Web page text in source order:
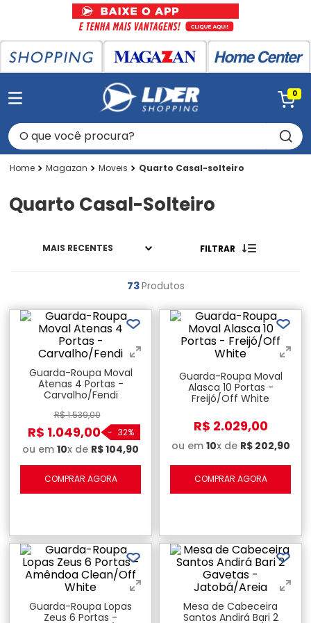
0
O que você procura?
Magazan Moveis Quarto Casal-solteiro
Quarto Casal-Solteiro
MAIS RECENTES FILTRAR
73Produtos
Guarda-Roupa Moval
Atenas 4 Portas -
Carvalho/Fendi
R$1.539,00
R$ 1.049,00 - 32%
ou em 10x de R$104,90
COMPRAR AGORA
Guarda-Roupa Moval
Alasca 10 Portas -
Freijó/Off White
R$ 2.029,00
ou em 10x de R$ 202,90
COMPRAR AGORA
Guarda-Roupa Lopas
Zeus 6 Portas -
Mesa de Cabeceira
Santos Andirá Bari 2